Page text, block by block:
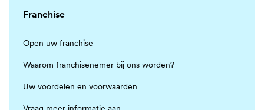
Franchise
Open uw franchise
Waarom franchisenemer bij ons worden?
Uw voordelen en voorwaarden